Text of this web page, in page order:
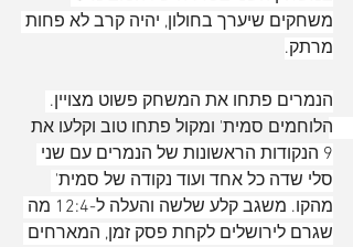
משחקים שיערך בחולון, יהיה קרב לא פחות
מרתק.
הנמרים פתחו את המשחק פשוט מצויין.
הלוחמים סמית' ומקול פתחו טוב וקלעו את
9 הנקודות הראשונות של הנמרים עם שני
סלי שדה כל אחד ועוד נקודה של סמית'
מהקו. משגב קלע שלשה והעלה ל-12:4 מה
שגרם לירושלים לקחת פסק זמן, המארחים